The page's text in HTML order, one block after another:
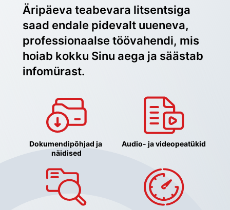
Äripäeva teabevara litsentsiga
saad endale pidevalt uueneva,
professionaalse töövahendi, mis
hoiab kokku Sinu aega ja säästab
infomürast.
Dokumendipõhjad ja
näidised
Audio- ja videopeatükid